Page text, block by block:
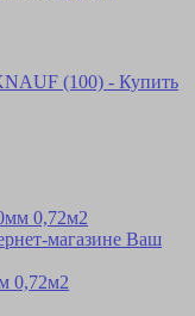
0,72м2